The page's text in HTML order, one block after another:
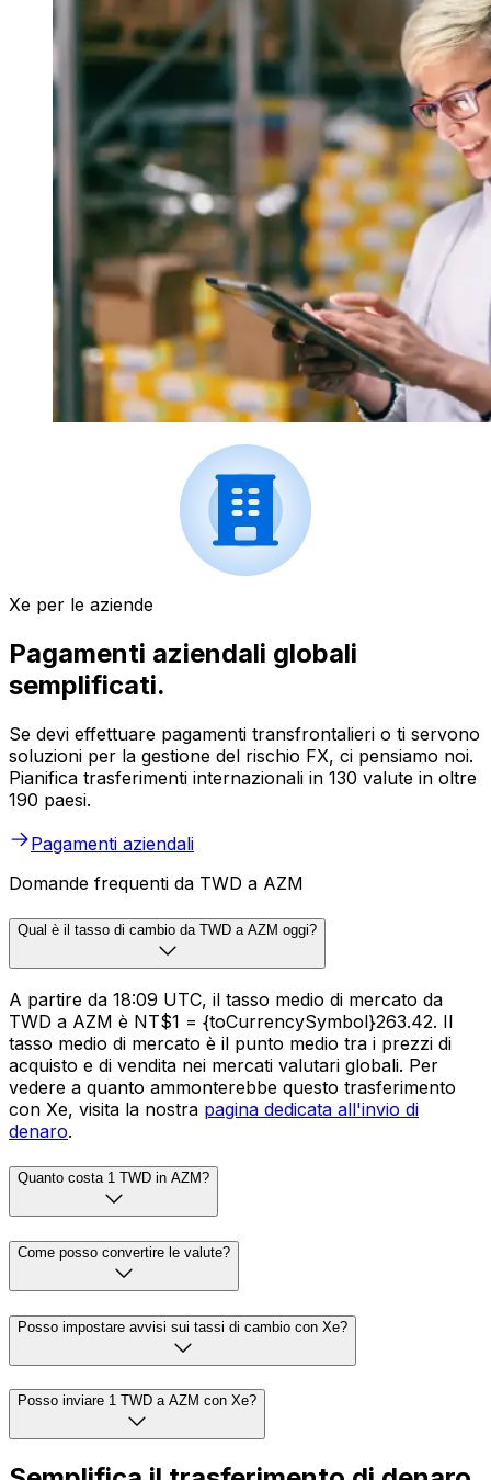
Xe per le aziende
Pagamenti aziendali globali
semplificati.
Se devi effettuare pagamenti transfrontalieri o ti servono
soluzioni per la gestione del rischio FX, ci pensiamo noi.
Pianifica trasferimenti internazionali in 130 valute in oltre
190 paesi.
Pagamenti aziendali
Domande frequenti da TWD a AZM
Qual è il tasso di cambio da TWD a AZM oggi?
A partire da 18:09 UTC, il tasso medio di mercato da
TWD a AZM è NT$1 = {toCurrencySymbol}263.42. Il
tasso medio di mercato è il punto medio tra i prezzi di
acquisto e di vendita nei mercati valutari globali. Per
vedere a quanto ammonterebbe questo trasferimento
con Xe, visita la nostra pagina dedicata all'invio di
denaro.
Quanto costa 1 TWD in AZM?
Come posso convertire le valute?
Posso impostare avvisi sui tassi di cambio con Xe?
Posso inviare 1 TWD a AZM con Xe?